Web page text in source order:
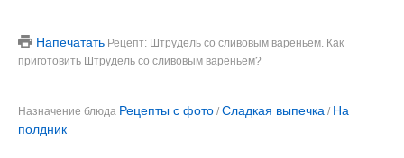
Напечатать Рецепт: Штрудель со сливовым вареньем. Как
приготовить Штрудель со сливовым вареньем?
Назначение блюда Рецепты с фото / Сладкая выпечка / На
полдник